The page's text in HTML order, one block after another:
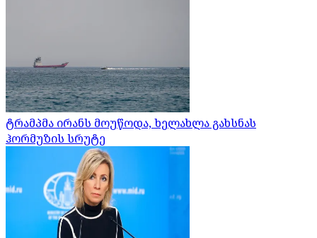
ტრამპმა ირანს მოუწოდა, ხელახლა გახსნას
ჰორმუზის სრუტე